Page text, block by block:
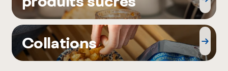
Collations